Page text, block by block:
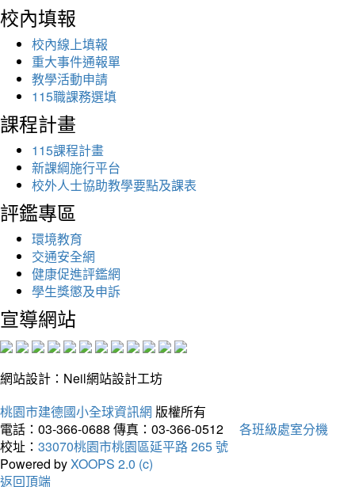
校內填報
校內線上填報
重大事件通報單
教學活動申請
115職課務選填
課程計畫
115課程計畫
新課綱施行平台
校外人士協助教學要點及課表
評鑑專區
環境教育
交通安全網
健康促進評鑑網
學生獎懲及申訴
宣導網站
網站設計：Neil網站設計工坊
桃園市建德國小全球資訊網 版權所有
電話：03-366-0688 傳真：03-366-0512
各班級處室分機
校址： 33070桃園市桃園區延平路 265 號
Powered byXOOPS 2.0 (c)
返回頂端